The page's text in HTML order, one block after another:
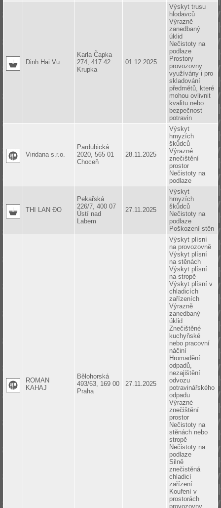
Dinh Hai Vu
Karla Čapka
274, 417 42
Krupka
01.12.2025
Výskyt trusu
hlodavců
Výrazně
zanedbaný
úklid
Nečistoty na
podlaze
Prostory
provozovny
využívány i pro
skladování
předmětů, které
mohou ovlivnit
kvalitu nebo
bezpečnost
potravin
Viridana s.r.o.
Pardubická
2020, 565 01
Choceň
28.11.2025
Výskyt
hmyzích
škůdců
Výrazné
znečištění
prostor
Nečistoty na
podlaze
THI LAN ĐO
Pekařská
226/7, 400 07
Ústí nad
Labem
27.11.2025
Výskyt
hmyzích
škůdců
Nečistoty na
podlaze
Poškození stěn
ROMAN
KAHAJ
Bělohorská
493/63, 169 00
Praha
27.11.2025
Výskyt plísní
na provozovně
Výskyt plísní
na stěnách
Výskyt plísní
na stropě
Výskyt plísní v
chladicích
zařízeních
Výrazně
zanedbaný
úklid
Znečištěné
kuchyňské
nebo pracovní
náčiní
Hromadění
odpadů,
nezajištění
odvozu
potravinářského
odpadu
Výrazné
znečištění
prostor
Nečistoty na
stěnách nebo
stropě
Nečistoty na
podlaze
Silně
znečistěná
chladicí
zařízení
Kouření v
prostorách
provozovny